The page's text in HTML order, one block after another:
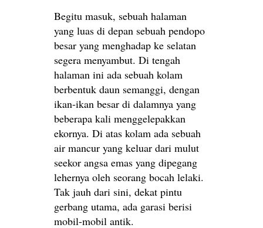
Begitu masuk, sebuah halaman
yang luas di depan sebuah pendopo
besar yang menghadap ke selatan
segera menyambut. Di tengah
halaman ini ada sebuah kolam
berbentuk daun semanggi, dengan
ikan-ikan besar di dalamnya yang
beberapa kali menggelepakkan
ekornya. Di atas kolam ada sebuah
air mancur yang keluar dari mulut
seekor angsa emas yang dipegang
lehernya oleh seorang bocah lelaki.
Tak jauh dari sini, dekat pintu
gerbang utama, ada garasi berisi
mobil-mobil antik.